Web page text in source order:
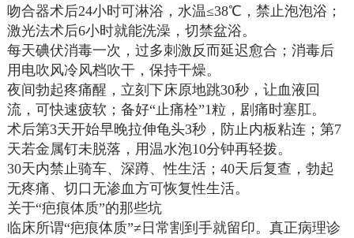
吻合器术后24小时可淋浴，水温≤38℃，禁止泡泡浴；
激光法术后6小时就能洗澡，切禁盆浴。
每天碘伏消毒一次，过多刺激反而延迟愈合；消毒后
用电吹风冷风档吹干，保持干燥。
夜间勃起疼痛醒，立刻下床原地跳30秒，让血液回
流，可快速疲软；备好“止痛栓”1粒，剧痛时塞肛。
术后第3天开始早晚拉伸龟头3秒，防止内板粘连；第7
天若金属钉未脱落，用温水泡10分钟再轻拨。
30天内禁止骑车、深蹲、性生活；40天后复查，勃起
无疼痛、切口无渗血方可恢复性生活。
关于“疤痕体质”的那些坑
临床所谓“疤痕体质”≠日常割到手就留印。真正病理诊